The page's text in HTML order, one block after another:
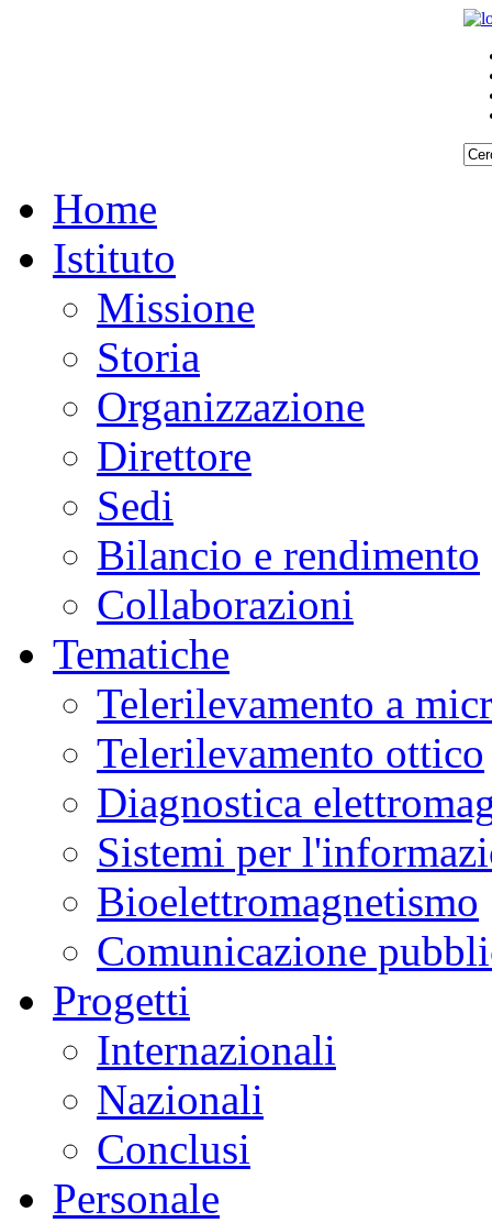
Home
Istituto
Missione
Storia
Organizzazione
Direttore
Sedi
Bilancio e rendimento
Collaborazioni
Tematiche
Telerilevamento a
Telerilevamento ottico
Diagnostica
Sistemi per
Bioelettromagnetismo
Comunicazione
Progetti
Internazionali
Nazionali
Conclusi
Personale